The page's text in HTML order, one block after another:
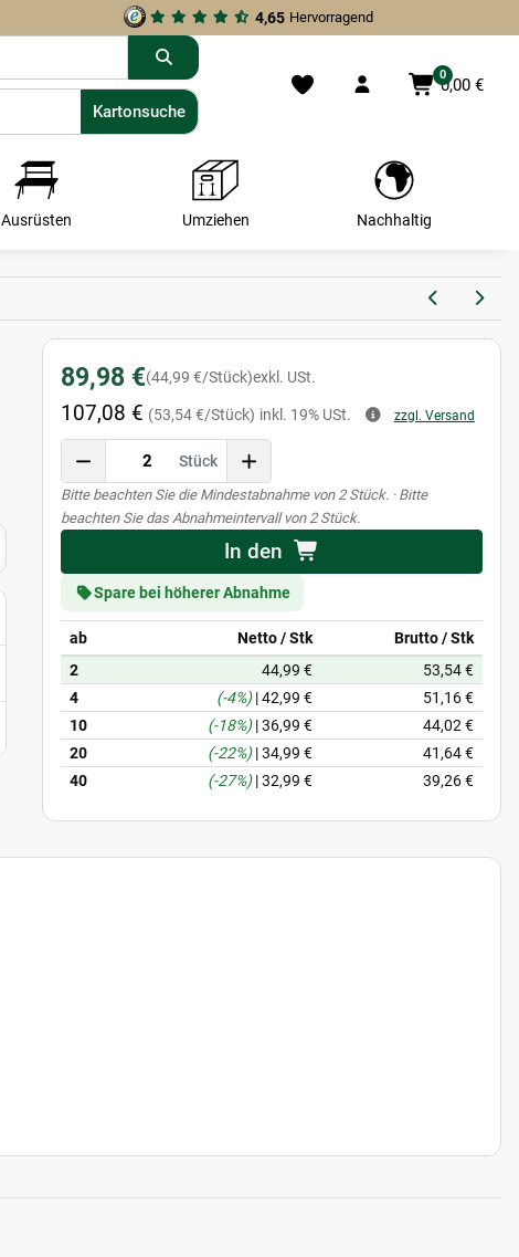
4,65 Hervorragend
0
0,00 €
Kartonsuche
Kartonsuche
Ausrüsten Umziehen Nachhaltig
89,98 €(44,99 €/Stück)exkl. USt.
107,08 € (53,54 €/Stück) inkl. 19% USt. zzgl. Versand
Stück
xBitte beachten Sie die Mindestabnahme von 2 Stück. · Bitte
beachten Sie das Abnahmeintervall von 2 Stück.
In den
Spare bei höherer Abnahme
ab Netto / Stk
Brutto / Stk
2
44,99 €
53,54 €
4
(-4%)|42,99 €
51,16 €
10
(-18%)|36,99 €
44,02 €
20
(-22%)|34,99 €
41,64 €
40
(-27%)|32,99 € 39,26 €